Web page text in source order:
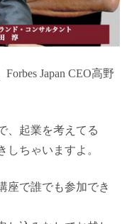
Japan CEO高野
、起業を考えてる
ちゃいますよ。
座で誰でも参加でき